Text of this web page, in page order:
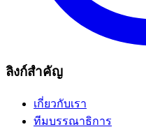
ลิงก์สำคัญ
เกี่ยวกับเรา
ทีมบรรณาธิการ